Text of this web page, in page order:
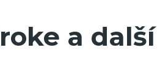
a další